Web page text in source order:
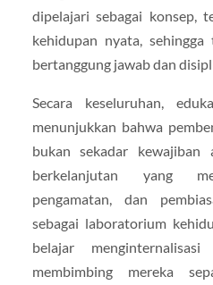
dipelajari sebagai konsep,
kehidupan nyata,
bertanggung jawab dan
Secara keseluruhan,
menunjukkan bahwa
bukan sekadar kewajiban
berkelanjutan yang
pengamatan, dan
sebagai laboratorium
belajar
membimbing mereka